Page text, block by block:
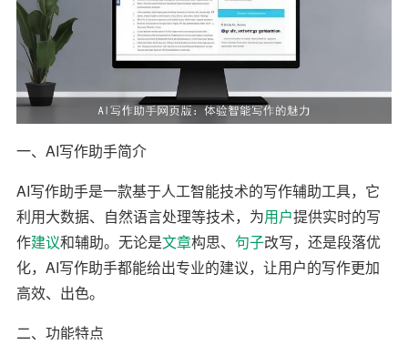
一、AI写作助手简介
AI写作助手是一款基于人工智能技术的写作辅助工具，它
利用大数据、自然语言处理等技术，为用户提供实时的写
作建议和辅助。无论是文章构思、 句子改写，还是段落优
化，AI写作助手都能给出专业的建议，让用户的写作更加
高效、出色。
二、功能特点